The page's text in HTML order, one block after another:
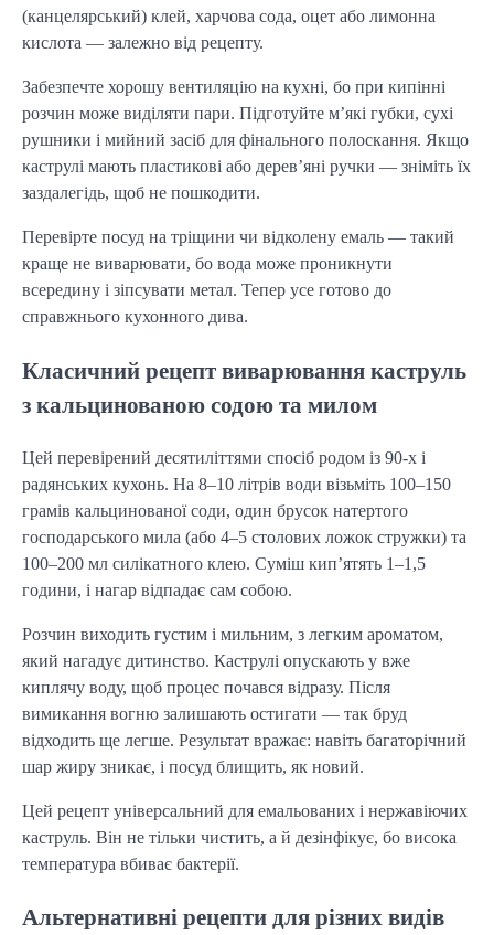
(канцелярський) клей, харчова сода, оцет або лимонна
кислота — залежно від рецепту.
Забезпечте хорошу вентиляцію на кухні, бо при кипінні
розчин може виділяти пари. Підготуйте м’які губки, сухі
рушники і мийний засіб для фінального полоскання. Якщо
каструлі мають пластикові або дерев’яні ручки — зніміть їх
заздалегідь, щоб не пошкодити.
Перевірте посуд на тріщини чи відколену емаль — такий
краще не виварювати, бо вода може проникнути
всередину і зіпсувати метал. Тепер усе готово до
справжнього кухонного дива.
Класичний рецепт виварювання каструль
з кальцинованою содою та милом
Цей перевірений десятиліттями спосіб родом із 90-х і
радянських кухонь. На 8–10 літрів води візьміть 100–150
грамів кальцинованої соди, один брусок натертого
господарського мила (або 4–5 столових ложок стружки) та
100–200 мл силікатного клею. Суміш кип’ятять 1–1,5
години, і нагар відпадає сам собою.
Розчин виходить густим і мильним, з легким ароматом,
який нагадує дитинство. Каструлі опускають у вже
киплячу воду, щоб процес почався відразу. Після
вимикання вогню залишають остигати — так бруд
відходить ще легше. Результат вражає: навіть багаторічний
шар жиру зникає, і посуд блищить, як новий.
Цей рецепт універсальний для емальованих і нержавіючих
каструль. Він не тільки чистить, а й дезінфікує, бо висока
температура вбиває бактерії.
Альтернативні рецепти для різних видів